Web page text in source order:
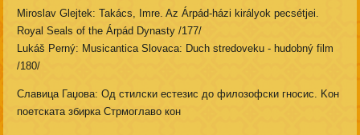
Miroslav Glejtek: Takács, Imre. Az Árpád-házi királyok pecsétjei.
Royal Seals of the Árpád Dynasty /177/
Lukáš Perný: Musicantica Slovaca: Duch stredoveku - hudobný film
/180/
Славица Гаџова: Од стилски естезис до филозофски гносис. Kон
поетската збирка Стрмоглаво кон